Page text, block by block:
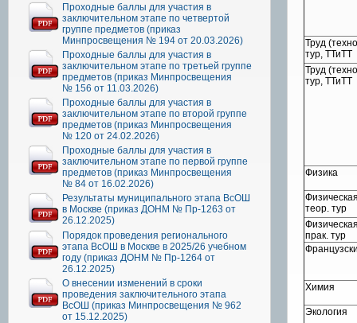
Проходные баллы для участия в
заключительном этапе по четвертой
группе предметов (приказ
Минпросвещения № 194 от 20.03.2026)
Проходные баллы для участия в
заключительном этапе по третьей группе
предметов (приказ Минпросвещения
№ 156 от 11.03.2026)
Проходные баллы для участия в
заключительном этапе по второй группе
предметов (приказ Минпросвещения
№ 120 от 24.02.2026)
Проходные баллы для участия в
заключительном этапе по первой группе
предметов (приказ Минпросвещения
№ 84 от 16.02.2026)
Результаты муниципального этапа ВсОШ
в Москве (приказ ДОНМ № Пр-1263 от
26.12.2025)
Порядок проведения регионального
этапа ВсОШ в Москве в 2025/26 учебном
году (приказ ДОНМ № Пр-1264 от
26.12.2025)
О внесении изменений в сроки
проведения заключительного этапа
ВсОШ (приказ Минпросвещения № 962
от 15.12.2025)
Труд
тур, ТТиТТ
Труд
тур, ТТиТТ
Физика
теор. тур
прак. тур
Химия
Экология